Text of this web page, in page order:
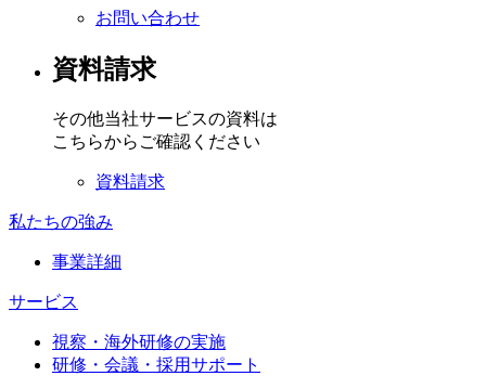
お問い合わせ
資料請求
その他当社サービスの資料は
こちらからご確認ください
資料請求
私たちの強み
事業詳細
サービス
視察・海外研修の実施
研修・会議・採用サポート